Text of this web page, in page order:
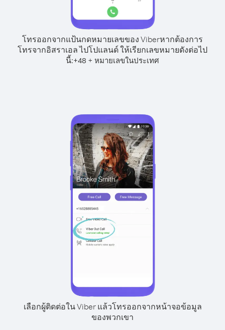
โทรออกจากแป้นกดหมายเลขของ Viberหากต้องการ
โทรจากอิสราเอล ไปโปแลนด์ ให้เรียกเลขหมายดังต่อไป
นี้:+48 + หมายเลขในประเทศ
เลือกผู้ติดต่อใน Viber แล้วโทรออกจากหน้าจอข้อมูล
ของพวกเขา